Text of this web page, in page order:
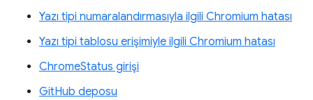
Yazı tipi numaralandırmasıyla ilgili Chromium hatası
Yazı tipi tablosu erişimiyle ilgili Chromium hatası
ChromeStatus girişi
GitHub deposu